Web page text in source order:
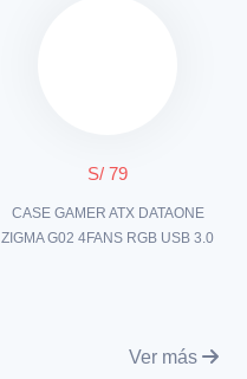
S/ 79
CASE GAMER ATX DATAONE
ZIGMA G02 4FANS RGB USB 3.0
Ver más